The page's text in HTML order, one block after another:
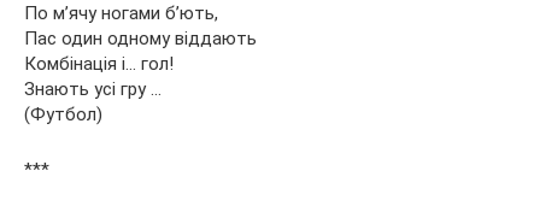
По м’ячу ногами б’ють,
Пас один одному віддають
Комбінація і… гол!
Знають усі гру …
(Футбол)
***